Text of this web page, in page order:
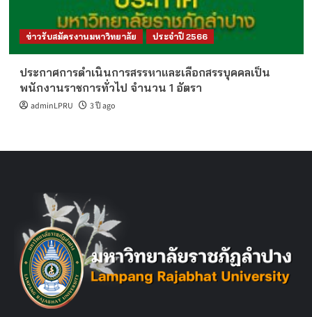
ข่าวรับสมัครงานมหาวิทยาลัย ประจำปี 2566
ประกาศการดำเนินการสรรหาและเลือกสรรบุคคลเป็น
พนักงานราชการทั่วไป จำนวน 1 อัตรา
adminLPRU 3 ปี ago